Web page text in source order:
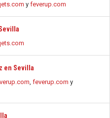
y feverup.com
en Sevilla
, feverup.com y